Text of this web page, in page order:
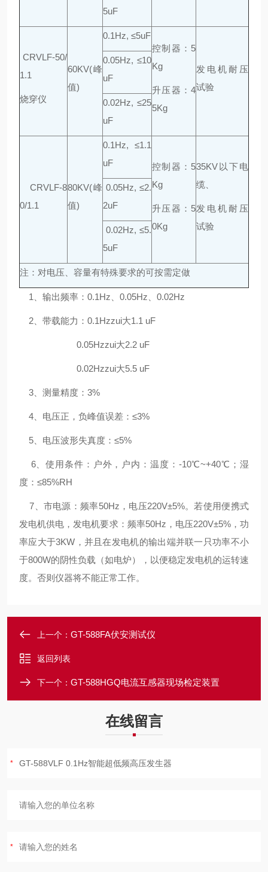
5uF
CRVLF-50/
1.1
烧穿仪
60KV(峰
值)
0.1Hz, ≤5uF
控制器：5
Kg
升压器：4
5Kg
发电机耐压
试验
0.05Hz, ≤10
uF
0.02Hz, ≤25
uF
CRVLF-8
0/1.1
80KV(峰
值)
0.1Hz, ≤1.1
uF
控制器：5
Kg
升压器：5
0Kg
35KV以下电
缆、
发电机耐压
试验
0.05Hz, ≤2.
2uF
0.02Hz, ≤5.
5uF
注：对电压、容量有特殊要求的可按需定做
1、输出频率：0.1Hz、0.05Hz、0.02Hz
2、带载能力：0.1Hzzui大1.1 uF
0.05Hzzui大2.2 uF
0.02Hzzui大5.5 uF
3、测量精度：3%
4、电压正，负峰值误差：≤3%
5、电压波形失真度：≤5%
6、使用条件：户外，户内：温度：-10℃~+40℃；湿
度：≤85%RH
7、市电源：频率50Hz，电压220V±5%。若使用便携式
发电机供电，发电机要求：频率50Hz，电压220V±5%，功
率应大于3KW，并且在发电机的输出端并联一只功率不小
于800W的阴性负载（如电炉），以便稳定发电机的运转速
度。否则仪器将不能正常工作。
上一个： GT-588FA伏安测试仪
返回列表
下一个： GT-588HGQ电流互感器现场检定装置
在线留言